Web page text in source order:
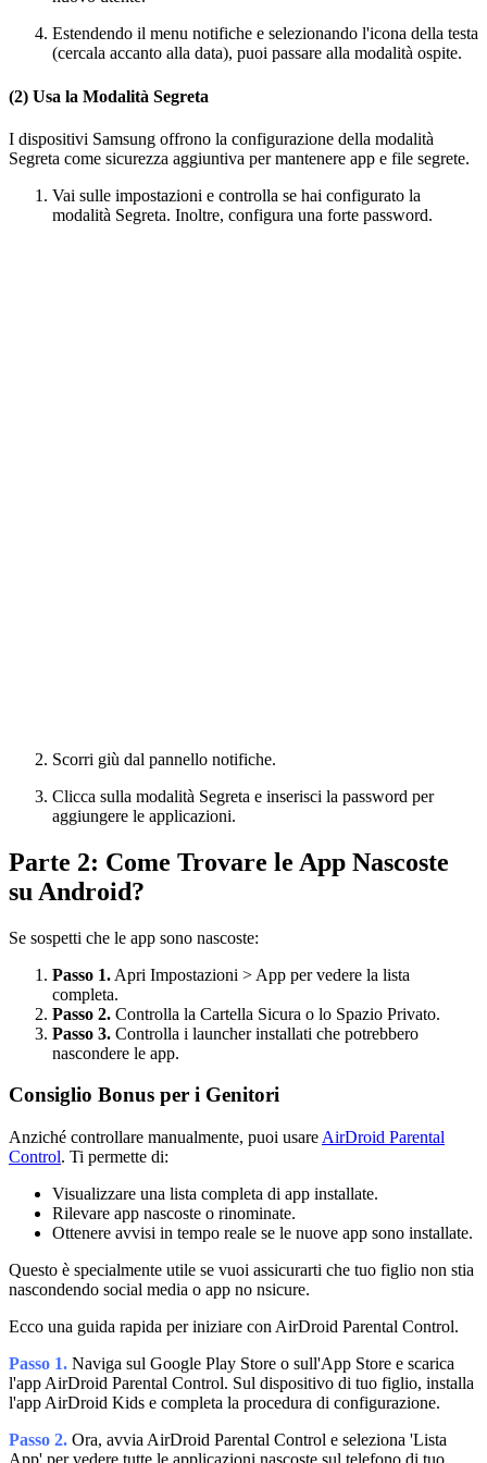
Estendendo il menu notifiche e selezionando l'icona della testa
(cercala accanto alla data), puoi passare alla modalità ospite.
(2) Usa la Modalità Segreta
I dispositivi Samsung offrono la configurazione della modalità
Segreta come sicurezza aggiuntiva per mantenere app e file segrete.
Vai sulle impostazioni e controlla se hai configurato la
modalità Segreta. Inoltre, configura una forte password.
Scorri giù dal pannello notifiche.
Clicca sulla modalità Segreta e inserisci la password per
aggiungere le applicazioni.
Parte 2: Come Trovare le App Nascoste
su Android?
Se sospetti che le app sono nascoste:
Passo 1. Apri Impostazioni > App per vedere la lista
completa.
Passo 2. Controlla la Cartella Sicura o lo Spazio Privato.
Passo 3. Controlla i launcher installati che potrebbero
nascondere le app.
Consiglio Bonus per i Genitori
Anziché controllare manualmente, puoi usare AirDroid Parental
Control. Ti permette di:
Visualizzare una lista completa di app installate.
Rilevare app nascoste o rinominate.
Ottenere avvisi in tempo reale se le nuove app sono installate.
Questo è specialmente utile se vuoi assicurarti che tuo figlio non stia
nascondendo social media o app no nsicure.
Ecco una guida rapida per iniziare con AirDroid Parental Control.
Passo 1. Naviga sul Google Play Store o sull'App Store e scarica
l'app AirDroid Parental Control. Sul dispositivo di tuo figlio, installa
l'app AirDroid Kids e completa la procedura di configurazione.
Passo 2. Ora, avvia AirDroid Parental Control e seleziona 'Lista
App' per vedere tutte le applicazioni nascoste sul telefono di tuo